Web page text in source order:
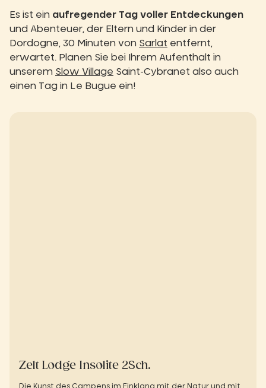
Es ist ein aufregender Tag voller Entdeckungen
und Abenteuer, der Eltern und Kinder in der
Dordogne, 30 Minuten von Sarlat entfernt,
erwartet. Planen Sie bei Ihrem Aufenthalt in
unserem Slow Village Saint-Cybranet also auch
einen Tag in Le Bugue ein!
Zelt Lodge Insolite 2Sch.
Die Kunst des Campens im Einklang mit der Natur und mit